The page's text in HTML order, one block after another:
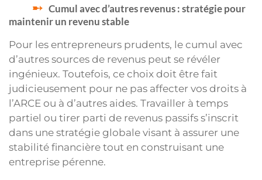
Cumul avec d’autres revenus : stratégie pour
maintenir un revenu stable
Pour les entrepreneurs prudents, le cumul avec
d’autres sources de revenus peut se révéler
ingénieux. Toutefois, ce choix doit être fait
judicieusement pour ne pas affecter vos droits à
l’ARCE ou à d’autres aides. Travailler à temps
partiel ou tirer parti de revenus passifs s’inscrit
dans une stratégie globale visant à assurer une
stabilité financière tout en construisant une
entreprise pérenne.